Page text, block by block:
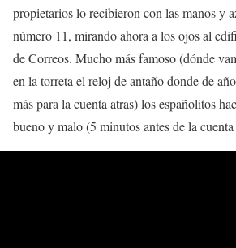
propietarios lo recibieron con las manos y
número 11, mirando ahora a los ojos al
de Correos. Mucho más famoso (dónde
en la torreta el reloj de antaño donde de
más para la cuenta atras) los españolitos
bueno y malo (5 minutos antes de la cuenta